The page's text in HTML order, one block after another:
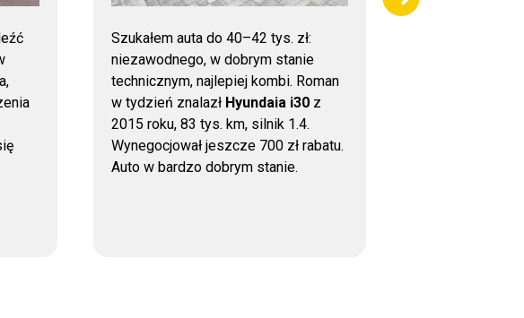
Szukałem auta do 40–42 tys. zł:
niezawodnego, w dobrym stanie
technicznym, najlepiej kombi. Roman
w tydzień znalazł Hyundaia i30 z
2015 roku, 83 tys. km, silnik 1.4.
Wynegocjował jeszcze 700 zł rabatu.
Auto w bardzo dobrym stanie.